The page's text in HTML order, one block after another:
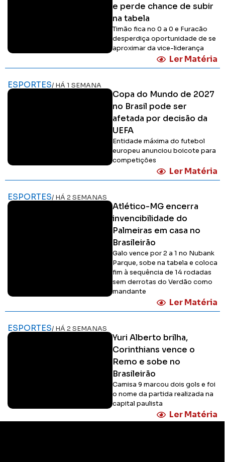
e perde chance de subir
na tabela
Timão fica no 0 a 0 e Furacão
desperdiça oportunidade de se
aproximar da vice-liderança
Ler Matéria
ESPORTES/ HÁ 1 SEMANA
Copa do Mundo de 2027
no Brasil pode ser
afetada por decisão da
UEFA
Entidade máxima do futebol
europeu anunciou boicote para
competições
Ler Matéria
ESPORTES/ HÁ 2 SEMANAS
Atlético-MG encerra
invencibilidade do
Palmeiras em casa no
Brasileirão
Galo vence por 2 a 1 no Nubank
Parque, sobe na tabela e coloca
fim à sequência de 14 rodadas
sem derrotas do Verdão como
mandante
Ler Matéria
ESPORTES/ HÁ 2 SEMANAS
Yuri Alberto brilha,
Corinthians vence o
Remo e sobe no
Brasileirão
Camisa 9 marcou dois gols e foi
o nome da partida realizada na
capital paulista
Ler Matéria